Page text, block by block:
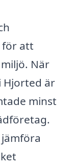
för att
När
Hjorted är
minst